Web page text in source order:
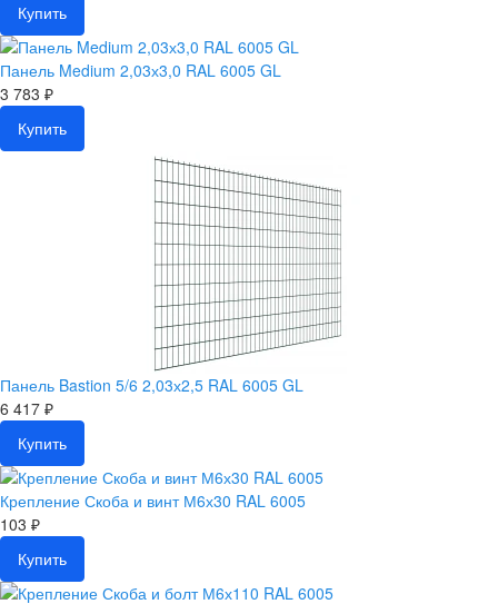
Купить
Панель Medium 2,03х3,0 RAL 6005 GL
3 783 ₽
Купить
Панель Bastion 5/6 2,03х2,5 RAL 6005 GL
6 417 ₽
Купить
Крепление Скоба и винт М6х30 RAL 6005
103 ₽
Купить